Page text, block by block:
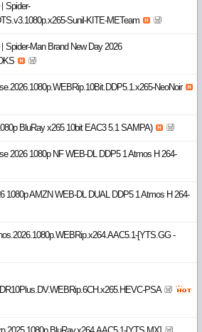
Spider-
Sunil-KITE-METeam
Man Brand New Day 2026
NeoNoir
BluRay x265 10bit EAC3 5.1 SAMPA)
2026 1080p NF WEB-DL DDP5 1 Atmos H 264-
1080p AMZN WEB-DL DUAL DDP5 1 Atmos H 264-
[YTS.GG -
PSA